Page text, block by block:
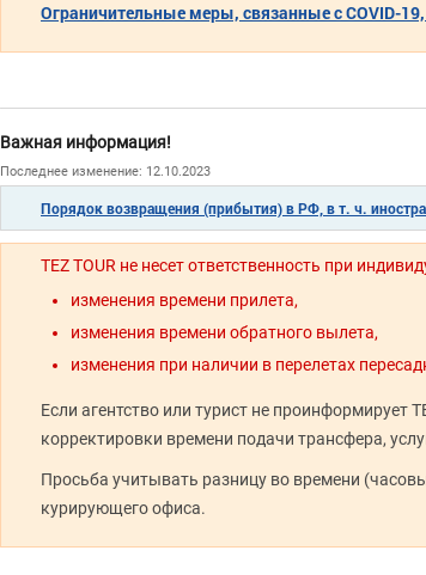
Ограничительные меры, связанные с COVID-
Важная информация!
Последнее изменение: 12.10.2023
Порядок возвращения (прибытия) в РФ, в т. ч.
TEZ TOUR не несет ответственность при
изменения времени прилета,
изменения времени обратного вылета,
изменения при наличии в перелетах
Если агентство или турист не проинформирует
корректировки времени подачи трансфера,
Просьба учитывать разницу во времени
курирующего офиса.